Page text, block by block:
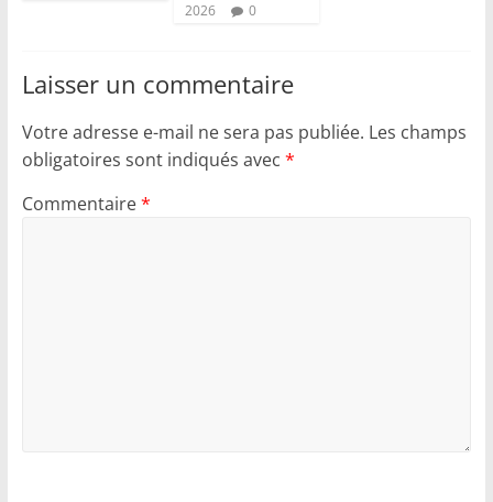
2026
0
Laisser un commentaire
Votre adresse e-mail ne sera pas publiée. Les champs
obligatoires sont indiqués avec *
Commentaire*